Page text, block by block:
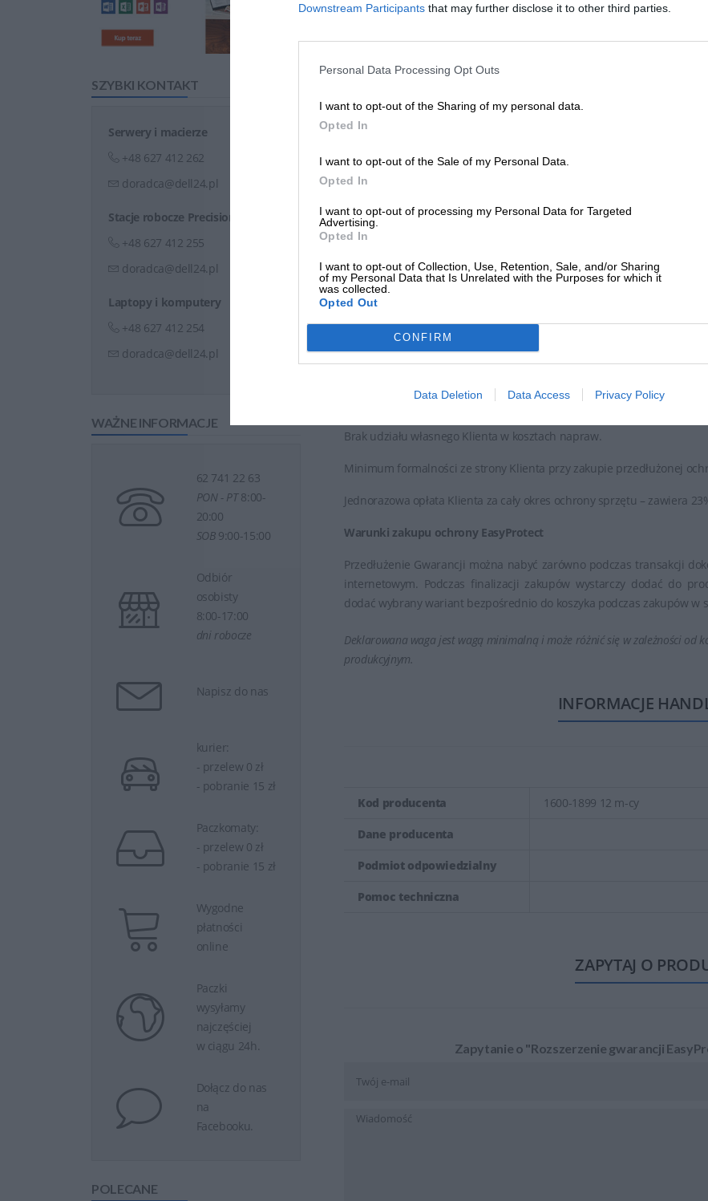
Downstream Participants that may further disclose it to other third parties.
Personal Data Processing Opt Outs
I want to opt-out of the Sharing of my personal data.
Opted In
I want to opt-out of the Sale of my Personal Data.
Opted In
I want to opt-out of processing my Personal Data for Targeted
Advertising.
Opted In
I want to opt-out of Collection, Use, Retention, Sale, and/or Sharing
of my Personal Data that Is Unrelated with the Purposes for which it
was collected.
Opted Out
CONFIRM
Data Deletion Data Access Privacy Policy
SZYBKI KONTAKT
Serwery i macierze
+48 627 412 262
doradca@dell24.pl
Stacje robocze Precision
+48 627 412 255
doradca@dell24.pl
Laptopy i komputery
+48 627 412 254
doradca@dell24.pl
WAŻNE INFORMACJE
62 741 22 63
PON - PT8:00-
20:00
SOB9:00-15:00
Odbiór
osobisty
8:00-17:00
dni robocze
Napisz do nas
kurier:
- przelew 0 zł
- pobranie 15 zł
Paczkomaty:
- przelew 0 zł
- pobranie 15 zł
Wygodne
płatności
online
Paczki
wysyłamy
najczęściej
w ciągu 24h.
Dołącz do nas
na
Facebooku.
POLECANE
EasyProtect zapewnia ochronę sprzętu w wypadku jego awarii w
miesięcy od daty ustania gwarancji producenta.
Przedłużona ochrona serwisowa jest realizowana na warunkach
obejmuje wszelkiego rodzaju awarie, które nie powstały z winy
mechaniczne.
Przedłużoną ochroną serwisową może zostać objęty sprzęt
Przedłużona ochrona serwisowa jest na stałe przypisana do
odsprzedaży i ma charakter globalny.
Suma gwarancyjna jest równa kwocie brutto zakupionego sprzętu.
Naprawy realizowane są w serwisach autoryzowanych do sumy
Realizacja napraw w trybie door to door – wysyłka kurierem lub onsite u
Brak udziału własnego Klienta w kosztach napraw.
Minimum formalności ze strony Klienta przy zakupie przedłużonej
Jednorazowa opłata Klienta za cały okres ochrony sprzętu – zawiera
Warunki zakupu ochrony EasyProtect
Przedłużenie Gwarancji można nabyć zarówno podczas transakcji
internetowym. Podczas finalizacji zakupów wystarczy dodać do
dodać wybrany wariant bezpośrednio do koszyka podczas zakupów w
Deklarowana waga jest wagą minimalną i może różnić się w zależności od
produkcyjnym.
INFORMACJE
Kod producenta 1600-1899 12 m-cy
Dane producenta
Podmiot odpowiedzialny
Pomoc techniczna
ZAPYTAJ O
Zapytanie o "Rozszerzenie gwarancji